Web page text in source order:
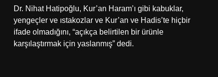
Dr. Nihat Hatipoğlu, Kur’an Haram’ı gibi kabuklar,
yengeçler ve ıstakozlar ve Kur’an ve Hadis’te hiçbir
ifade olmadığını, “açıkça belirtilen bir ürünle
karşılaştırmak için yaslanmış” dedi.